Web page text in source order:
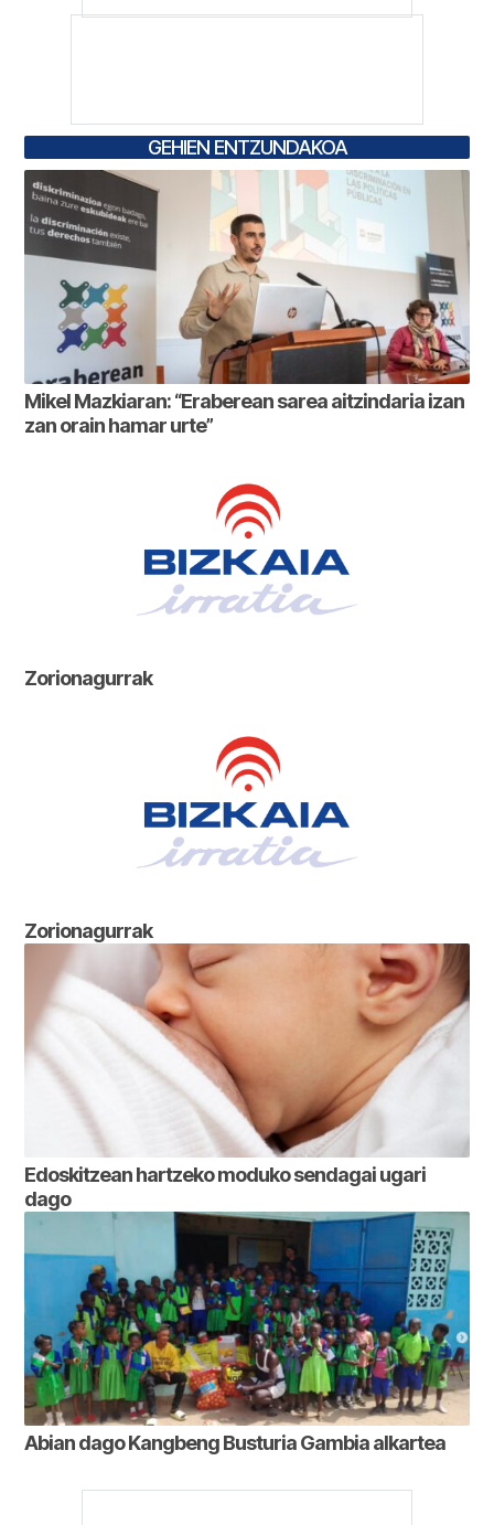
GEHIEN ENTZUNDAKOA
Mikel Mazkiaran: “Eraberean sarea aitzindaria izan
zan orain hamar urte”
Zorionagurrak
Zorionagurrak
Edoskitzean hartzeko moduko sendagai ugari
dago
Abian dago Kangbeng Busturia Gambia alkartea